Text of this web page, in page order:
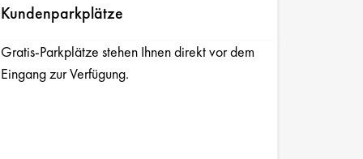
Kundenparkplätze
Gratis-Parkplätze stehen Ihnen direkt vor dem
Eingang zur Verfügung.